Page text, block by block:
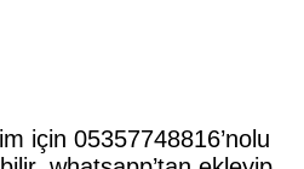
için 05357748816’nolu